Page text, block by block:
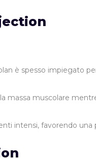
è spesso impiegato
massa muscolare
intensi, favorendo una